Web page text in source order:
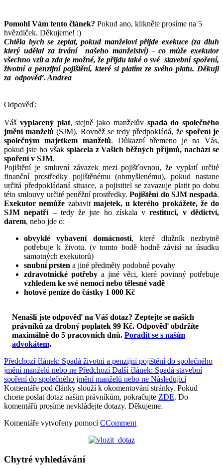
Pomohl Vám tento článek? Pokud ano, klikněte prosíme na 5
hvězdiček. Děkujeme! :)
Chtěla bych se zeptat, pokud manželovi přijde exekuce (za dluh
který udělal za trvání našeho manželství) - co může exekutor
všechno vzít a zda je možné, že přijdu také o své stavební spoření,
životní a penzijní pojištění, které si platím ze svého platu. Děkuji
za odpověď. Andrea
Odpověď:
Váš vyplacený plat, stejně jako manželův spadá do společného
jmění manželů (SJM). Rovněž se tedy předpokládá, že spoření je
společným majetkem manželů. Důkazní břemeno je na Vás,
pokud jste ho však splácela z Vašich běžných příjmů, nachází se
spoření v SJM.
Pojištění je smluvní závazek mezi pojišťovnou, že vyplatí určité
finanční prostředky pojištěnému (obmyšlenému), pokud nastane
určitá předpokládaná situace, a pojistitel se zavazuje platit po dobu
této smlouvy určité peněžní prostředky.Pojištění do SJM nespadá.
Exekutor nemůže zabavit majetek, u kterého prokážete, že do
SJM nepatří– tedy že jste ho získala vrestituci, v dědictví,
darem, nebo jde o:
obvyklé vybavení domácnosti, které dlužník nezbytně
potřebuje k životu. (v tomto bodě hodně závisí na úsudku
samotných exekutorů)
snubní prsten a jiné předměty podobné povahy
zdravotnické potřeby a jiné věci, které povinný potřebuje
vzhledem ke své nemoci nebo tělesné vadě
hotové peníze do částky 1 000 Kč
Nenašli jste odpověď na Váš dotaz? Zeptejte se našich
právníků za drobný poplatek 99 Kč. Odpověď obdržíte
maximálně do 5 pracovních dnů. Poradit se s naším
advokátem.
Předchozí článek: Spadá životní a penzijní pojištění do společného
jmění manželů nebo ne Předchozí Další článek: Spadá stavební
spoření do společného jmění manželů nebo ne Následující
Komentáře pod články slouží k okomentování stránky. Pokud
chcete poslat dotaz našim právníkům, pokračujte ZDE. Do
komentářů prosíme nevkládejte dotazy. Děkujeme.
Komentáře vytvořeny pomocíCComment
Chytré vyhledávání